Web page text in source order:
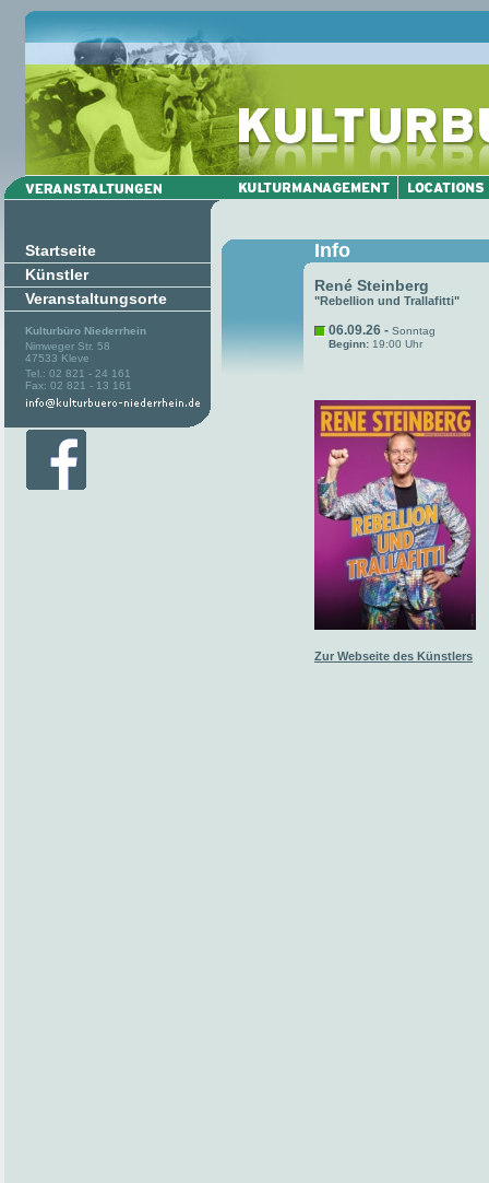
Startseite
Künstler
Veranstaltungsorte
Kulturbüro Niederrhein
Nimweger Str. 58
47533 Kleve
Tel.: 02 821 - 24 161
Fax: 02 821 - 13 161
Info
René Steinberg
"Rebellion und Trallafitti"
06.09.26 - Sonntag
Beginn: 19:00 Uhr
Zur Webseite des Künstlers